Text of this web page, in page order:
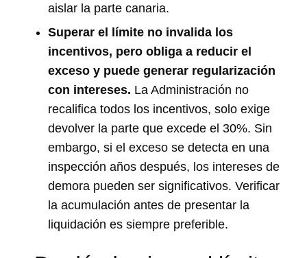
aislar la parte canaria.
Superar el límite no invalida los
incentivos, pero obliga a reducir el
exceso y puede generar regularización
con intereses. La Administración no
recalifica todos los incentivos, solo exige
devolver la parte que excede el 30%. Sin
embargo, si el exceso se detecta en una
inspección años después, los intereses de
demora pueden ser significativos. Verificar
la acumulación antes de presentar la
liquidación es siempre preferible.